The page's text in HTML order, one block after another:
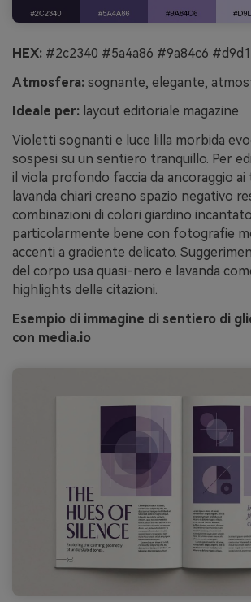
HEX: #2c2340 #5a4a86 #9a84c6
Atmosfera: sognante, elegante,
Ideale per: layout editoriale magazine
Violetti sognanti e luce lilla morbida
sospesi su un sentiero tranquillo. Per
il viola profondo faccia da ancoraggio
lavanda chiari creano spazio negativo
combinazioni di colori giardino
particolarmente bene con fotografie
accenti a gradiente delicato.
del corpo usa quasi-nero e lavanda
highlights delle citazioni.
Esempio di immagine di sentiero di
con media.io